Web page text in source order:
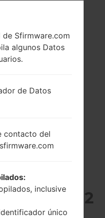
J200H
GALAXY J2
Sfirmware.com
algunos Datos
de Datos
contacto del
inclusive
único